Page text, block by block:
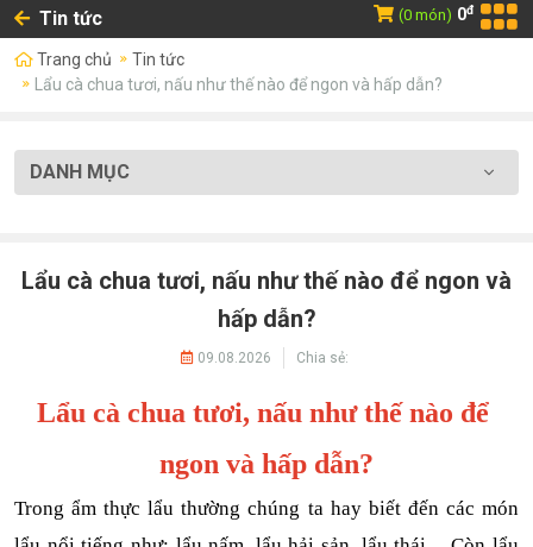
Tin tức (0 món) 0đ
Trang chủ
Tin tức
Lẩu cà chua tươi, nấu như thế nào để ngon và hấp dẫn?
Lẩu cà chua tươi, nấu như thế nào để ngon và
hấp dẫn?
09.08.2026 Chia sẻ:
Lẩu cà chua tươi, nấu như thế nào để
ngon và hấp dẫn?
Trong ẩm thực lẩu thường chúng ta hay biết đến các món
DANH MỤC